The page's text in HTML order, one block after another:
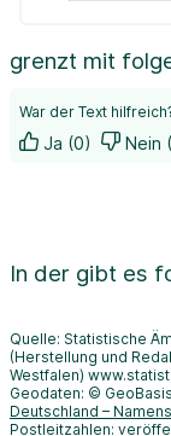
grenzt mit
War der Text
Ja (0) Nein
In der gibt es
Quelle: Statistische
(Herstellung und
Westfalen)
Geodaten: ©
Deutschland –
Postleitzahlen: